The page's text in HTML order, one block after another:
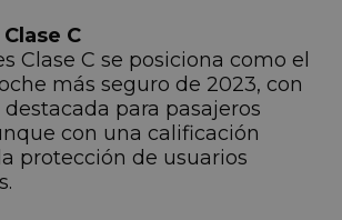
C
Clase C se posiciona como el
más seguro de 2023, con
para pasajeros
con una calificación
protección de usuarios